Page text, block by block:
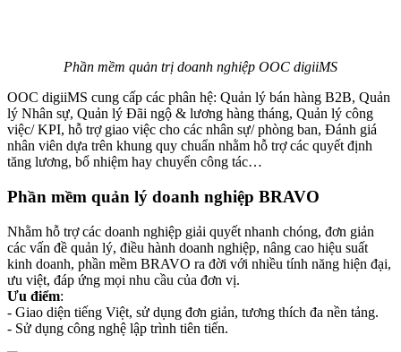
Phần mềm quản trị doanh nghiệp OOC digiiMS
OOC digiiMS cung cấp các phân hệ: Quản lý bán hàng B2B, Quản
lý Nhân sự, Quản lý Đãi ngộ & lương hàng tháng, Quản lý công
việc/ KPI, hỗ trợ giao việc cho các nhân sự/ phòng ban, Đánh giá
nhân viên dựa trên khung quy chuẩn nhằm hỗ trợ các quyết định
tăng lương, bổ nhiệm hay chuyển công tác…
Phần mềm quản lý doanh nghiệp BRAVO
Nhằm hỗ trợ các doanh nghiệp giải quyết nhanh chóng, đơn giản
các vấn đề quản lý, điều hành doanh nghiệp, nâng cao hiệu suất
kinh doanh, phần mềm BRAVO ra đời với nhiều tính năng hiện đại,
ưu việt, đáp ứng mọi nhu cầu của đơn vị.
Ưu điểm:
- Giao diện tiếng Việt, sử dụng đơn giản, tương thích đa nền tảng.
- Sử dụng công nghệ lập trình tiên tiến.